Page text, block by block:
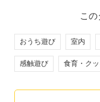
こ
おうち遊び 室内
感触遊び 食育・ク